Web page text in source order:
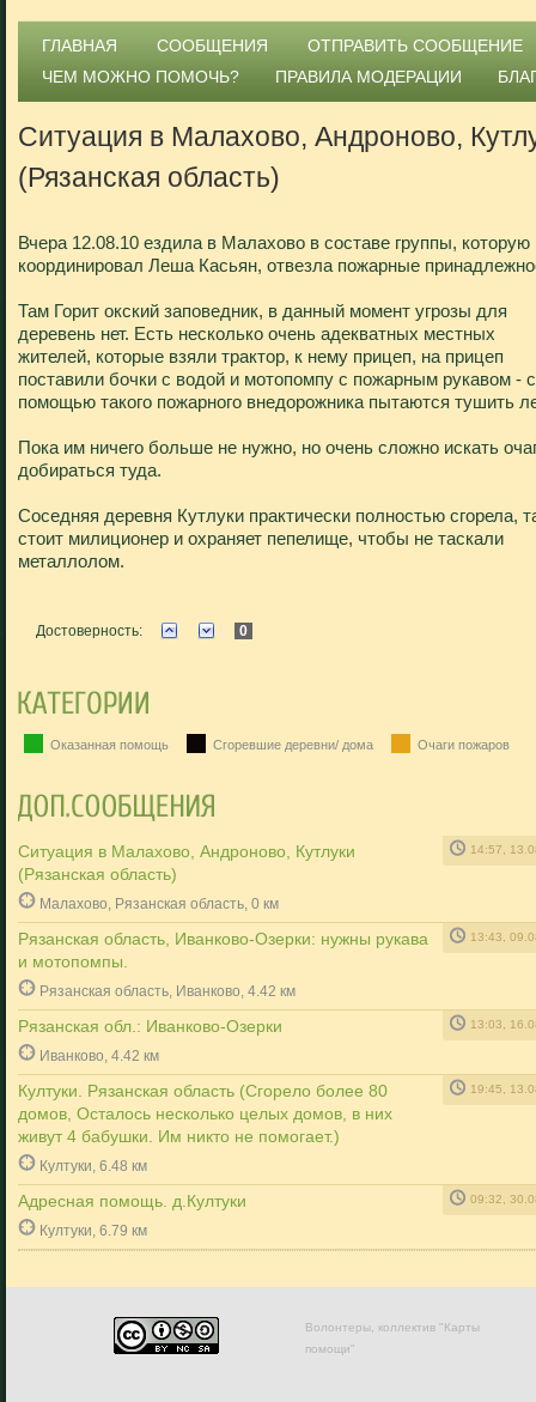
ГЛАВНАЯ СООБЩЕНИЯ
ОТПРАВИТЬ СООБЩЕНИЕ
ЧЕМ МОЖНО ПОМОЧЬ?
ПРАВИЛА МОДЕРАЦИИ
Ситуация в Малахово, Андроново,
(Рязанская область)
Вчера 12.08.10 ездила в Малахово в составе группы, которую
координировал Леша Касьян, отвезла пожарные
Там Горит окский заповедник, в данный момент угрозы для
деревень нет. Есть несколько очень адекватных местных
жителей, которые взяли трактор, к нему прицеп, на прицеп
поставили бочки с водой и мотопомпу с пожарным рукавом - с
помощью такого пожарного внедорожника пытаются тушить
Пока им ничего больше не нужно, но очень сложно искать
добираться туда.
Соседняя деревня Кутлуки практически полностью сгорела,
стоит милиционер и охраняет пепелище, чтобы не таскали
металлолом.
Достоверность: 0
Оказанная помощь Сгоревшие деревни/ дома Очаги пожаров
Ситуация в Малахово, Андроново, Кутлуки
(Рязанская область)
14:57,
Малахово, Рязанская область, 0 км
Рязанская область, Иванково-Озерки: нужны рукава
и мотопомпы.
13:43,
Рязанская область, Иванково, 4.42 км
Рязанская обл.: Иванково-Озерки 13:03,
Иванково, 4.42 км
Култуки. Рязанская область (Сгорело более 80
домов, Осталось несколько целых домов, в них
живут 4 бабушки. Им никто не помогает.)
19:45,
Култуки, 6.48 км
Адресная помощь. д.Култуки 09:32,
Култуки, 6.79 км
Волонтеры, коллектив "Карты
помощи"